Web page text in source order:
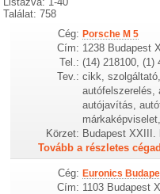
Találat: 758
Cég: Porsche M 5
Cím: 1238 Budapest
Tel.: (14) 218100, (1)
Tev.: cikk,
autófelszerelés,
autójavítás,
Körzet: Budapest XXIII.
Tovább a részletes
Cég: Euronics
Cím: 1103 Budapest